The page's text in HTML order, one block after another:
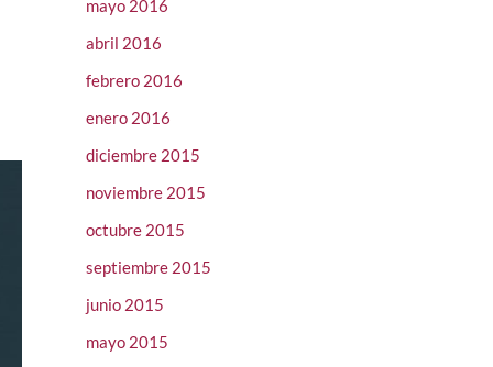
mayo 2016
abril 2016
febrero 2016
enero 2016
diciembre 2015
noviembre 2015
octubre 2015
septiembre 2015
junio 2015
mayo 2015